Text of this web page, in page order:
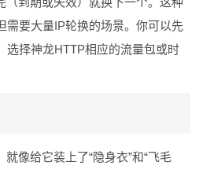
需要大量IP轮换的场景。你可以先
选择神龙HTTP相应的流量包或时
像给它装上了“隐身衣”和“飞毛